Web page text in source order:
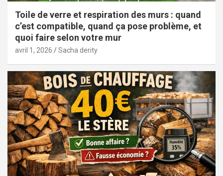
Toile de verre et respiration des murs : quand
c’est compatible, quand ça pose problème, et
quoi faire selon votre mur
avril 1, 2026 Sacha derity